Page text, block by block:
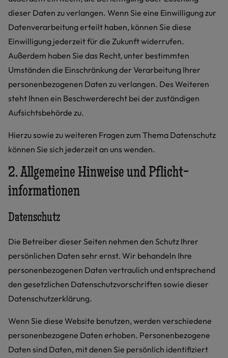
dieser Daten zu verlangen. Wenn Sie eine Einwilligung zur
Datenverarbeitung erteilt haben, können Sie diese
Einwilligung jederzeit für die Zukunft widerrufen.
Außerdem haben Sie das Recht, unter bestimmten
Umständen die Einschränkung der Verarbeitung Ihrer
personenbezogenen Daten zu verlangen. Des Weiteren
steht Ihnen ein Beschwerderecht bei der zuständigen
Aufsichtsbehörde zu.
Hierzu sowie zu weiteren Fragen zum Thema Datenschutz
können Sie sich jederzeit an uns wenden.
2. Allgemeine Hinweise und Pflicht­
informationen
Datenschutz
Die Betreiber dieser Seiten nehmen den Schutz Ihrer
persönlichen Daten sehr ernst. Wir behandeln Ihre
personenbezogenen Daten vertraulich und entsprechend
den gesetzlichen Datenschutzvorschriften sowie dieser
Datenschutzerklärung.
Wenn Sie diese Website benutzen, werden verschiedene
personenbezogene Daten erhoben. Personenbezogene
Daten sind Daten, mit denen Sie persönlich identifiziert